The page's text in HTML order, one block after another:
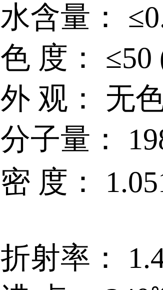
水含量：
色 度： ≤50
外 观：
分子量：
密 度：
折射率：